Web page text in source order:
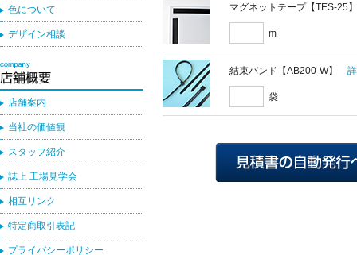
マグネットテープ【TES-25
m
結束バンド【AB200-W】
袋
色について
デザイン相談
店舗案内
当社の価値観
スタッフ紹介
誌上 工場見学会
相互リンク
特定商取引表記
プライバシーポリシー